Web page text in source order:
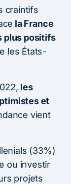
craintifs
la France
plus positifs
les États-
les
et
vient
(33%)
ou investir
projets